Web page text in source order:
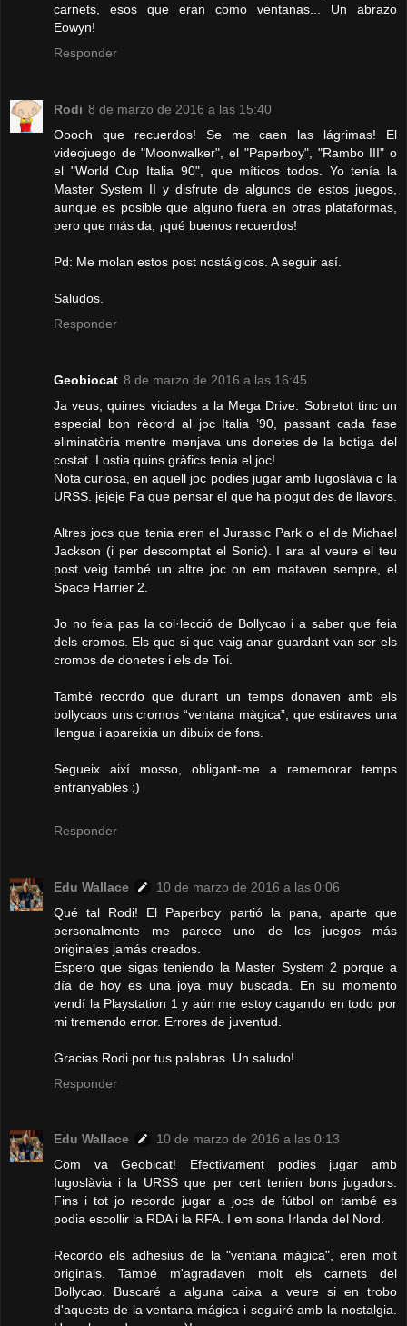
carnets, esos que eran como ventanas... Un abrazo
Eowyn!
Responder
Rodi 8 de marzo de 2016 a las 15:40
Ooooh que recuerdos! Se me caen las lágrimas! El
videojuego de "Moonwalker", el "Paperboy", "Rambo III" o
el "World Cup Italia 90", que míticos todos. Yo tenía la
Master System II y disfrute de algunos de estos juegos,
aunque es posible que alguno fuera en otras plataformas,
pero que más da, ¡qué buenos recuerdos!
Pd: Me molan estos post nostálgicos. A seguir así.
Saludos.
Responder
Geobiocat 8 de marzo de 2016 a las 16:45
Ja veus, quines viciades a la Mega Drive. Sobretot tinc un
especial bon rècord al joc Italia ’90, passant cada fase
eliminatòria mentre menjava uns donetes de la botiga del
costat. I ostia quins gràfics tenia el joc!
Nota curiosa, en aquell joc podies jugar amb Iugoslàvia o la
URSS. jejeje Fa que pensar el que ha plogut des de llavors.
Altres jocs que tenia eren el Jurassic Park o el de Michael
Jackson (i per descomptat el Sonic). I ara al veure el teu
post veig també un altre joc on em mataven sempre, el
Space Harrier 2.
Jo no feia pas la col·lecció de Bollycao i a saber que feia
dels cromos. Els que si que vaig anar guardant van ser els
cromos de donetes i els de Toi.
També recordo que durant un temps donaven amb els
bollycaos uns cromos “ventana màgica”, que estiraves una
llengua i apareixia un dibuix de fons.
Segueix així mosso, obligant-me a rememorar temps
entranyables ;)
Responder
Edu Wallace
10 de marzo de 2016 a las 0:06
Qué tal Rodi! El Paperboy partió la pana, aparte que
personalmente me parece uno de los juegos más
originales jamás creados.
Espero que sigas teniendo la Master System 2 porque a
día de hoy es una joya muy buscada. En su momento
vendí la Playstation 1 y aún me estoy cagando en todo por
mi tremendo error. Errores de juventud.
Gracias Rodi por tus palabras. Un saludo!
Responder
Edu Wallace
10 de marzo de 2016 a las 0:13
Com va Geobicat! Efectivament podies jugar amb
Iugoslàvia i la URSS que per cert tenien bons jugadors.
Fins i tot jo recordo jugar a jocs de fútbol on també es
podia escollir la RDA i la RFA. I em sona Irlanda del Nord.
Recordo els adhesius de la "ventana màgica", eren molt
originals. També m'agradaven molt els carnets del
Bollycao. Buscaré a alguna caixa a veure si en trobo
d'aquests de la ventana mágica i seguiré amb la nostalgia.